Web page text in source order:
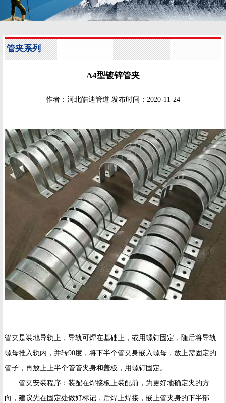
管夹系列
A4型镀锌管夹
作者： 河北皓迪管道 发布时间： 2020-11-24
管夹是装地导轨上，导轨可焊在基础上，或用螺钉固定，随后将导轨
螺母推入轨内，并转90度，将下半个管夹身嵌入螺母，放上需固定的
管子，再放上上半个管管夹身和盖板，用螺钉固定。
管夹安装程序：装配在焊接板上装配前，为更好地确定夹的方
向，建议先在固定处做好标记，后焊上焊接，嵌上管夹身的下半部